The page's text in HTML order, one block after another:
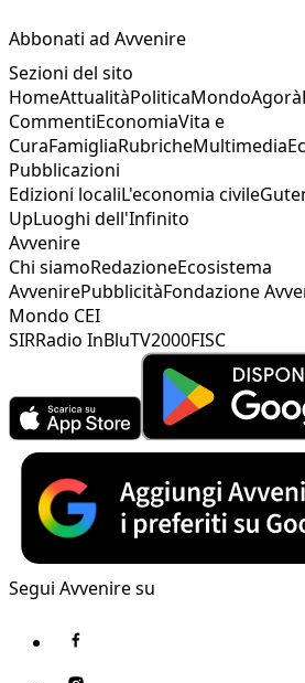
Abbonati ad Avvenire
Sezioni del sito
HomeAttualitàPoliticaMondoAgorà
CommentiEconomiaVita e
CuraFamigliaRubricheMultimedia
Pubblicazioni
Edizioni localiL'economia civile
UpLuoghi dell'Infinito
Avvenire
Chi siamoRedazioneEcosistema
AvvenirePubblicitàFondazione
Mondo CEI
SIRRadio InBluTV2000FISC
Segui Avvenire su